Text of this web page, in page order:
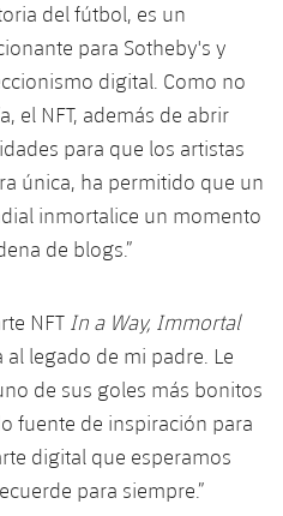
del fútbol, es un
para Sotheby's y
digital. Como no
el NFT, además de abrir
para que los artistas
única, ha permitido que un
inmortalice un momento
de blogs.”
NFT In a Way, Immortal
legado de mi padre. Le
de sus goles más bonitos
fuente de inspiración para
digital que esperamos
para siempre.”